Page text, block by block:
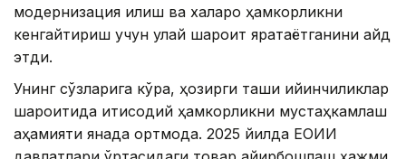
модернизация қилиш ва халқаро ҳамкорликни
кенгайтириш учун қулай шароит яратаётганини қайд
этди.
Унинг сўзларига кўра, ҳозирги ташқи қийинчиликлар
шароитида иқтисодий ҳамкорликни мустаҳкамлаш
аҳамияти янада ортмоқда. 2025 йилда ЕОИИ